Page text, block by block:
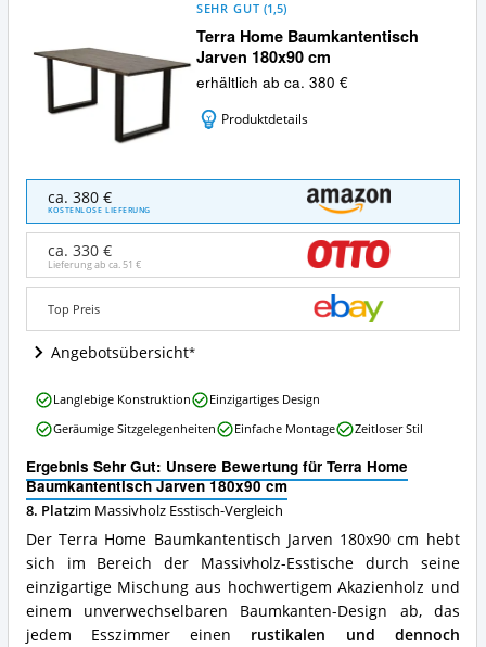
Terra Home Baumkantentisch
Jarven 180x90 cm
SEHR GUT (1,5)
erhältlich ab ca. 380 €
Produktdetails
Home
Baumkantentisch
Jarven
180x90
cm
Angebote:
Wo
ist
dieser
Esstisch
erhältlich?
ca. 380 €
KOSTENLOSE LIEFERUNG
ca. 330 €
Lieferung ab ca.51 €
Top Preis
Angebotsübersicht
Ergebnis Sehr Gut: Unsere Bewertung für Terra Home
Baumkantentisch Jarven 180x90 cm
8. Platzim Massivholz Esstisch-Vergleich
Der Terra Home Baumkantentisch Jarven 180x90 cm hebt
sich im Bereich der Massivholz-Esstische durch seine
einzigartige Mischung aus hochwertigem Akazienholz und
einem unverwechselbaren Baumkanten-Design ab, das
jedem Esszimmer einen rustikalen und dennoch
Terra
Home
Baumkantentisch
180x90
cm
Vorteile:
Was
spricht
für
diesen
Massivholz
Esstisch?
Langlebige Konstruktion
Einzigartiges Design
Geräumige Sitzgelegenheiten
Einfache Montage Zeitloser Stil